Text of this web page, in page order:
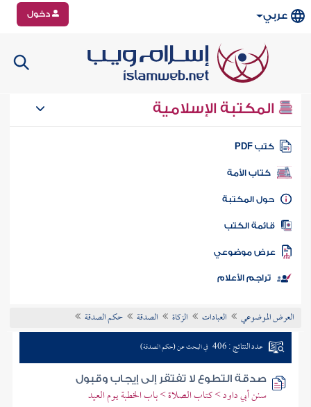
عربي دخول
المكتبة الإسلامية
كتب PDF
كتاب الأمة
المكتبة
الكتب
موضوعي
تراجم الأعلام
العرض الموضوعي العبادات الزكاة الصدقة حكم الصدقة
عدد النتائج : 406 في البحث عن (حكم الصدقة)
صدقة التطوع لا تفتقر إلى إيجاب وقبول
سنن أبي داود > كتاب الصلاة > باب الخطبة يوم العيد